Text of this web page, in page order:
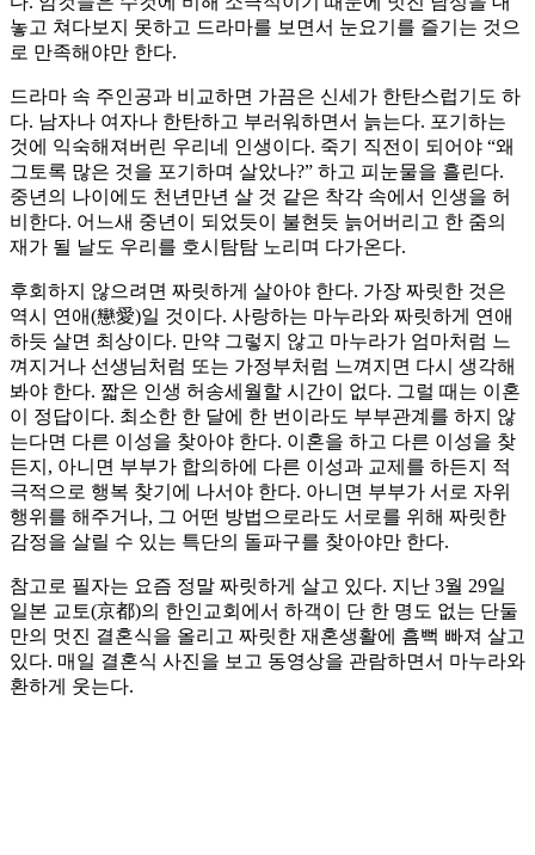
놓고 쳐다보지 못하고 드라마를 보면서 눈요기를 즐기는 것으
로 만족해야만 한다.
드라마 속 주인공과 비교하면 가끔은 신세가 한탄스럽기도 하
다. 남자나 여자나 한탄하고 부러워하면서 늙는다. 포기하는
것에 익숙해져버린 우리네 인생이다. 죽기 직전이 되어야 “왜
그토록 많은 것을 포기하며 살았나?” 하고 피눈물을 흘린다.
중년의 나이에도 천년만년 살 것 같은 착각 속에서 인생을 허
비한다. 어느새 중년이 되었듯이 불현듯 늙어버리고 한 줌의
재가 될 날도 우리를 호시탐탐 노리며 다가온다.
후회하지 않으려면 짜릿하게 살아야 한다. 가장 짜릿한 것은
역시 연애(戀愛)일 것이다. 사랑하는 마누라와 짜릿하게 연애
하듯 살면 최상이다. 만약 그렇지 않고 마누라가 엄마처럼 느
껴지거나 선생님처럼 또는 가정부처럼 느껴지면 다시 생각해
봐야 한다. 짧은 인생 허송세월할 시간이 없다. 그럴 때는 이혼
이 정답이다. 최소한 한 달에 한 번이라도 부부관계를 하지 않
는다면 다른 이성을 찾아야 한다. 이혼을 하고 다른 이성을 찾
든지, 아니면 부부가 합의하에 다른 이성과 교제를 하든지 적
극적으로 행복 찾기에 나서야 한다. 아니면 부부가 서로 자위
행위를 해주거나, 그 어떤 방법으로라도 서로를 위해 짜릿한
감정을 살릴 수 있는 특단의 돌파구를 찾아야만 한다.
참고로 필자는 요즘 정말 짜릿하게 살고 있다. 지난 3월 29일
일본 교토(京都)의 한인교회에서 하객이 단 한 명도 없는 단둘
만의 멋진 결혼식을 올리고 짜릿한 재혼생활에 흠뻑 빠져 살고
있다. 매일 결혼식 사진을 보고 동영상을 관람하면서 마누라와
환하게 웃는다.